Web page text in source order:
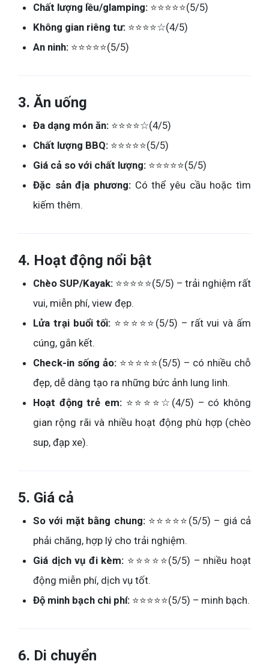
Chất lượng lều/glamping: ⭐⭐⭐⭐⭐(5/5)
Không gian riêng tư: ⭐⭐⭐⭐☆(4/5)
An ninh: ⭐⭐⭐⭐⭐(5/5)
3. Ăn uống
Đa dạng món ăn: ⭐⭐⭐⭐☆(4/5)
Chất lượng BBQ: ⭐⭐⭐⭐⭐(5/5)
Giá cả so với chất lượng: ⭐⭐⭐⭐⭐(5/5)
Đặc sản địa phương: Có thể yêu cầu hoặc tìm
kiếm thêm.
4. Hoạt động nổi bật
Chèo SUP/Kayak: ⭐⭐⭐⭐⭐(5/5) – trải nghiệm rất
vui, miễn phí, view đẹp.
Lửa trại buổi tối: ⭐⭐⭐⭐⭐(5/5) – rất vui và ấm
cúng, gắn kết.
Check-in sống ảo: ⭐⭐⭐⭐⭐(5/5) – có nhiều chỗ
đẹp, dễ dàng tạo ra những bức ảnh lung linh.
Hoạt động trẻ em: ⭐⭐⭐⭐☆(4/5) – có không
gian rộng rãi và nhiều hoạt động phù hợp (chèo
sup, đạp xe).
5. Giá cả
So với mặt bằng chung:⭐⭐⭐⭐⭐(5/5) – giá cả
phải chăng, hợp lý cho trải nghiệm.
Giá dịch vụ đi kèm: ⭐⭐⭐⭐⭐(5/5) – nhiều hoạt
động miễn phí, dịch vụ tốt.
Độ minh bạch chi phí: ⭐⭐⭐⭐⭐(5/5) – minh bạch.
6. Di chuyển